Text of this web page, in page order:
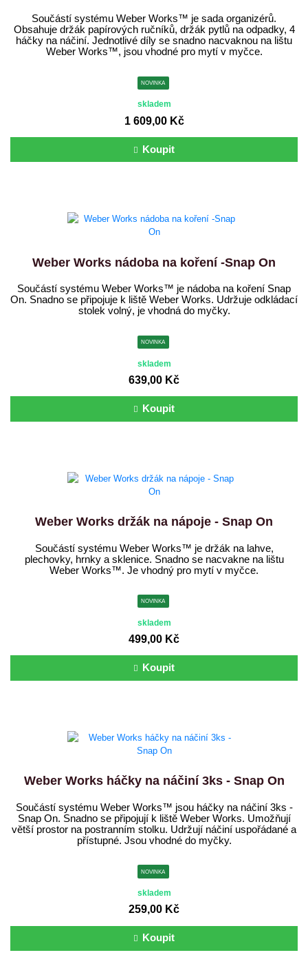
Součástí systému Weber Works™ je sada organizérů.
Obsahuje držák papírových ručníků, držák pytlů na odpadky, 4
háčky na náčiní. Jednotlivé díly se snadno nacvaknou na lištu
Weber Works™, jsou vhodné pro mytí v myčce.
NOVINKA
skladem
1 609,00 Kč
Koupit
Weber Works nádoba na koření -Snap On
Součástí systému Weber Works™ je nádoba na koření Snap
On. Snadno se připojuje k liště Weber Works. Udržuje odkládací
stolek volný, je vhodná do myčky.
NOVINKA
skladem
639,00 Kč
Koupit
Weber Works držák na nápoje - Snap On
Součástí systému Weber Works™ je držák na lahve,
plechovky, hrnky a sklenice. Snadno se nacvakne na lištu
Weber Works™. Je vhodný pro mytí v myčce.
NOVINKA
skladem
499,00 Kč
Koupit
Weber Works háčky na náčiní 3ks - Snap On
Součástí systému Weber Works™ jsou háčky na náčiní 3ks -
Snap On. Snadno se připojují k liště Weber Works. Umožňují
větší prostor na postranním stolku. Udržují náčiní uspořádané a
přístupné. Jsou vhodné do myčky.
NOVINKA
skladem
259,00 Kč
Koupit